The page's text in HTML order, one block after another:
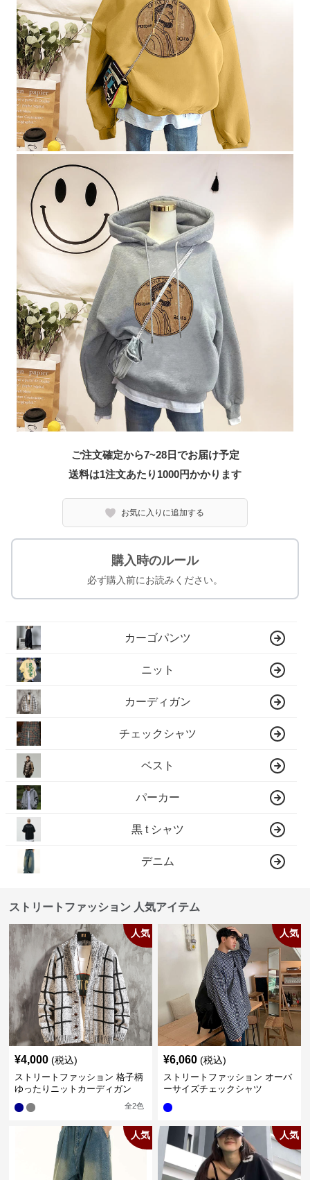
ご注文確定から7~28日でお届け予定
送料は1注文あたり 1000円かかります
お気に入りに追加する
購入時のルール
必ず購入前にお読みください。
カーゴパンツ
ニット
カーディガン
チェックシャツ
ベスト
パーカー
黒 t シャツ
デニム
ストリートファッション 人気アイテム
人気
¥4,000 (税込)
ストリートファッション 格子柄
ゆったりニットカーディガン
全2色
人気
¥6,060 (税込)
ストリートファッション オーバ
ーサイズチェックシャツ
人気 人気